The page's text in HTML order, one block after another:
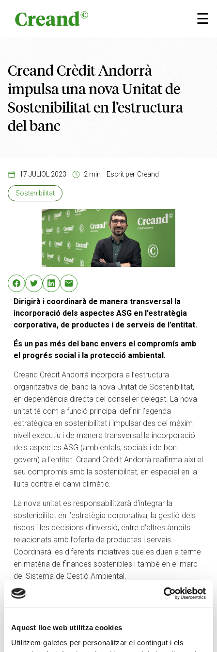
Aquest lloc web utilitza cookies
Utilitzem galetes per personalitzar el contingut i els
☰
×
Creand Crèdit Andorrà
impulsa una nova Unitat de
Sostenibilitat en l’estructura
del banc
17 JULIOL 2023 2 min Escrit per Creand
Sostenibilitat
Dirigirà i coordinarà de manera transversal la
incorporació dels aspectes ASG en l’estratègia
corporativa, de productes i de serveis de l’entitat.
És un pas més del banc envers el compromís amb
el progrés social i la protecció ambiental.
Creand Crèdit Andorrà incorpora a l’estructura
organitzativa del banc la nova Unitat de Sostenibilitat,
en dependència directa del conseller delegat. La nova
unitat té com a funció principal definir l’agenda
estratègica en sostenibilitat i impulsar des del màxim
nivell executiu i de manera transversal la incorporació
dels aspectes ASG (ambientals, socials i de bon
govern) a l’entitat. Creand Crèdit Andorrà reafirma així el
seu compromís amb la sostenibilitat, en especial en la
lluita contra el canvi climàtic.
La nova unitat es responsabilitzarà d’integrar la
sostenibilitat en l’estratègia corporativa, la gestió dels
riscos i les decisions d’inversió, entre d’altres àmbits
relacionats amb l’oferta de productes i serveis.
Coordinarà les diferents iniciatives que es duen a terme
en matèria de finances sostenibles i també en el marc
del Sistema de Gestió Ambiental.
En concret, les principals línies de treball seran impulsar
el desenvolupament del pla d’accions derivat dels
Nacions Unides per al Medi Ambient (UNEP Fi). També
vetllarà pel desplegament regulatori a les diferents